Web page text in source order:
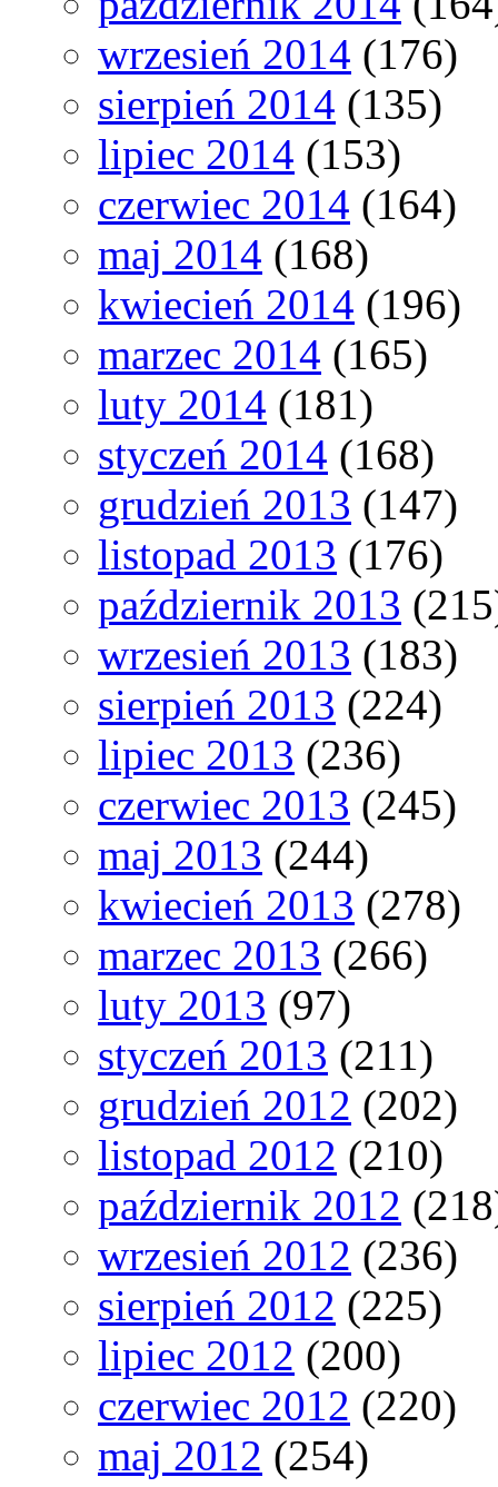
wrzesień 2014 (176)
sierpień 2014 (135)
lipiec 2014 (153)
czerwiec 2014 (164)
maj 2014 (168)
kwiecień 2014 (196)
marzec 2014 (165)
luty 2014 (181)
styczeń 2014 (168)
grudzień 2013 (147)
listopad 2013 (176)
październik 2013
wrzesień 2013 (183)
sierpień 2013 (224)
lipiec 2013 (236)
czerwiec 2013 (245)
maj 2013 (244)
kwiecień 2013 (278)
marzec 2013 (266)
luty 2013 (97)
styczeń 2013 (211)
grudzień 2012 (202)
listopad 2012 (210)
październik 2012
wrzesień 2012 (236)
sierpień 2012 (225)
lipiec 2012 (200)
czerwiec 2012 (220)
maj 2012 (254)